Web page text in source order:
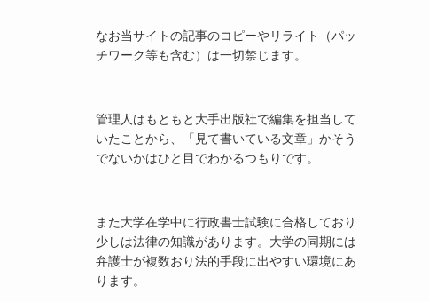
なお当サイトの記事のコピーやリライト（パッ
チワーク等も含む）は一切禁じます。
管理人はもともと大手出版社で編集を担当して
いたことから、「見て書いている文章」かそう
でないかはひと目でわかるつもりです。
また大学在学中に行政書士試験に合格しており
少しは法律の知識があります。大学の同期には
弁護士が複数おり法的手段に出やすい環境にあ
ります。